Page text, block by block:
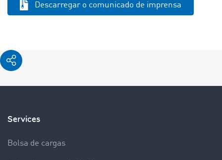
Descarregar o comunicado de imprensa
Services
Bolsa de cargas